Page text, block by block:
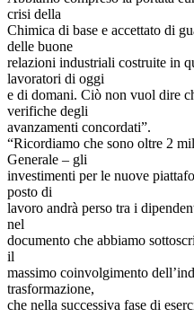
crisi della
Chimica di base e accettato di
delle buone
relazioni industriali costruite in
lavoratori di oggi
e di domani. Ciò non vuol dire
verifiche degli
avanzamenti concordati”.
“Ricordiamo che sono oltre 2
Generale – gli
investimenti per le nuove
posto di
lavoro andrà perso tra i
nel
documento che abbiamo
il
massimo coinvolgimento
trasformazione,
che nella successiva fase di